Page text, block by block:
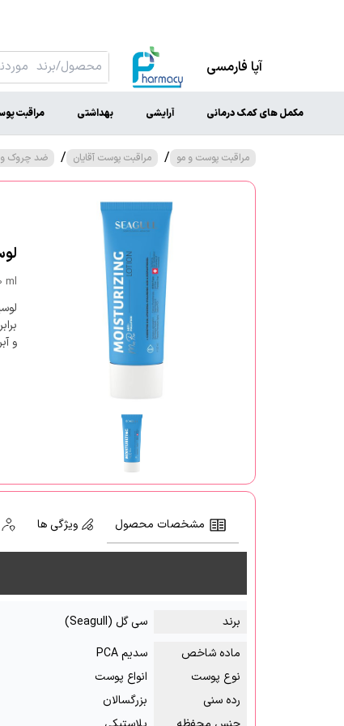
آپا فارمسی
مکمل های کمک درمانی آرایشی بهداشتی مراقبت
مراقبت پوست و مو / مراقبت پوست آقایان / ضد چروک و
ml
و
مشخصات محصول ویژگی ها
برند سی گل (Seagull)
ماده شاخص
سدیم PCA
نوع پوست
انواع پوست
رده سنی
بزرگسالان